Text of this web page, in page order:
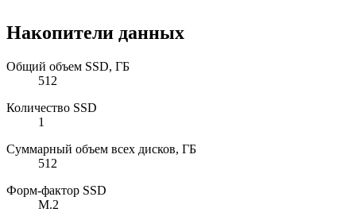
Накопители данных
Общий объем SSD, ГБ
512
Количество SSD
1
Суммарный объем всех дисков, ГБ
512
Форм-фактор SSD
M.2